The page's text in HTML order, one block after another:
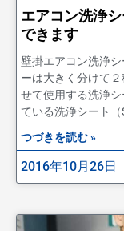
エアコン洗浄
できます
壁掛エアコン洗浄
ーは大きく分けて
せて使用する洗浄
ている洗浄シート（
つづきを読む »
2016年10月26日